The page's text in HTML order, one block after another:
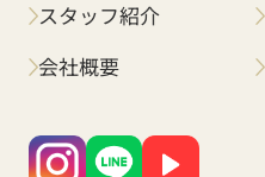
スタッフ紹介
会社概要